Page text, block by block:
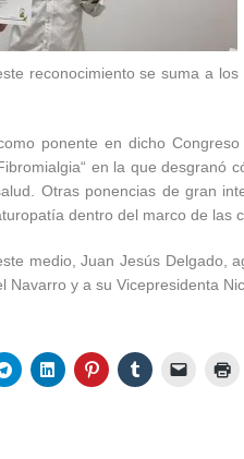
reconocimiento se suma a
ponente en dicho
en la que desgranó
Otras ponencias de gran
dentro del marco de las
medio, Juan Jesús Delgado,
Navarro y a su Vicepresidenta